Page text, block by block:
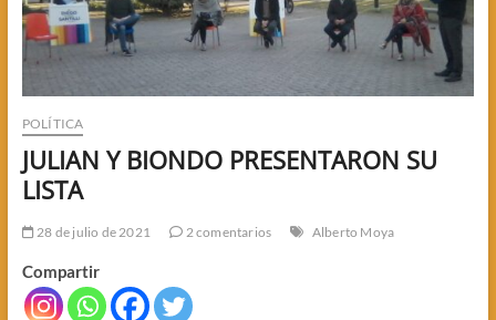
POLÍTICA
JULIAN Y BIONDO PRESENTARON SU
LISTA
28 de julio de 2021 2 comentarios Alberto Moya
Compartir